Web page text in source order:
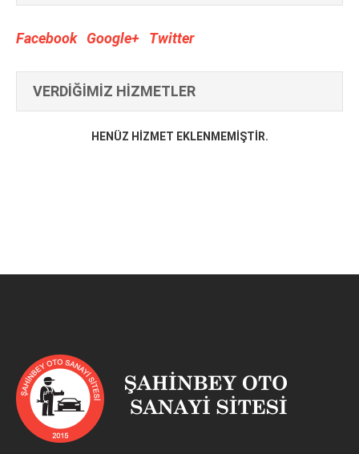
Facebook Google+ Twitter
VERDİĞİMİZ HİZMETLER
HENÜZ HIZMET EKLENMEMIŞTIR.